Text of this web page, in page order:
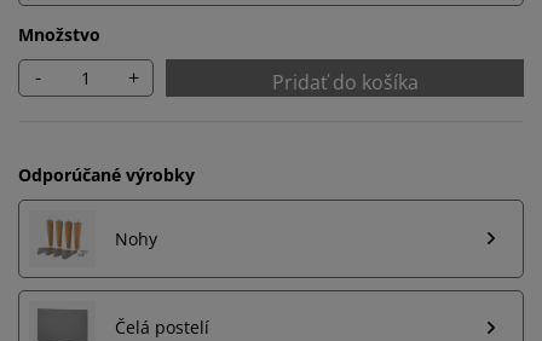
Množstvo
- + Pridať do košíka
Odporúčané výrobky
Nohy
Čelá postelí